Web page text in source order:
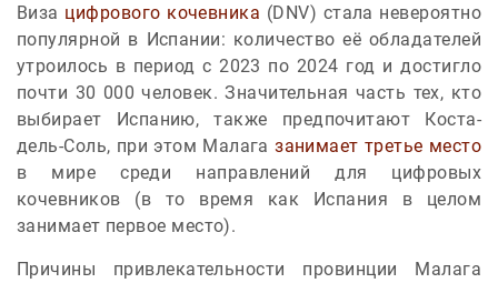
Виза цифрового кочевника (DNV) стала невероятно
популярной в Испании: количество её обладателей
утроилось в период с 2023 по 2024 год и достигло
почти 30 000 человек. Значительная часть тех, кто
выбирает Испанию, также предпочитают Коста-
дель-Соль, при этом Малагазанимает третье место
в мире среди направлений для цифровых
кочевников (в то время как Испания в целом
занимает первое место).
Причины привлекательности провинции Малага